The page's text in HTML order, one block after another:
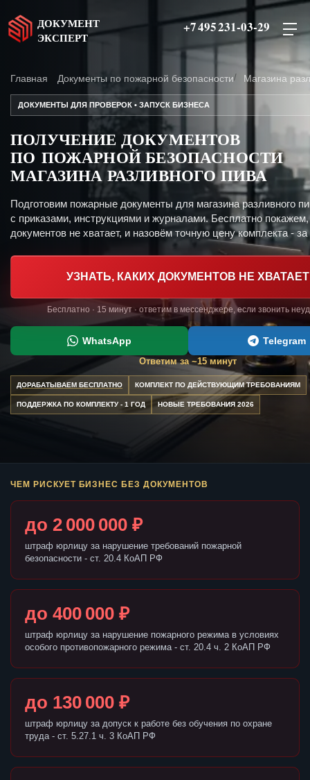
ДОКУМЕНТ
ЭКСПЕРТ
+7 495 231-03-29
Главная Документы по пожарной безопасности Магазина
ДОКУМЕНТЫ ДЛЯ ПРОВЕРОК • ЗАПУСК БИЗНЕСА
ПОЛУЧЕНИЕ ДОКУМЕНТОВ
ПО ПОЖАРНОЙ БЕЗОПАСНОСТИ
МАГАЗИНА РАЗЛИВНОГО ПИВА
Подготовим пожарные документы для магазина разливного
с приказами, инструкциями и журналами. Бесплатно покажем,
документов не хватает, и назовём точную цену комплекта - за
УЗНАТЬ, КАКИХ ДОКУМЕНТОВ НЕ ХВАТАЕТ
Бесплатно · 15 минут · ответим в мессенджере, если звонить
WhatsApp Telegram
Ответим за ~15 минут
ДОРАБАТЫВАЕМ БЕСПЛАТНО КОМПЛЕКТ ПО ДЕЙСТВУЮЩИМ ТРЕБОВАНИЯМ
ПОДДЕРЖКА ПО КОМПЛЕКТУ - 1 ГОД НОВЫЕ ТРЕБОВАНИЯ 2026
ЧЕМ РИСКУЕТ БИЗНЕС БЕЗ ДОКУМЕНТОВ
до 2 000 000 ₽
штраф юрлицу за нарушение требований пожарной
безопасности - ст. 20.4 КоАП РФ
до 400 000 ₽
штраф юрлицу за нарушение пожарного режима в условиях
особого противопожарного режима - ст. 20.4 ч. 2 КоАП РФ
до 130 000 ₽
штраф юрлицу за допуск к работе без обучения по охране
труда - ст. 5.27.1 ч. 3 КоАП РФ